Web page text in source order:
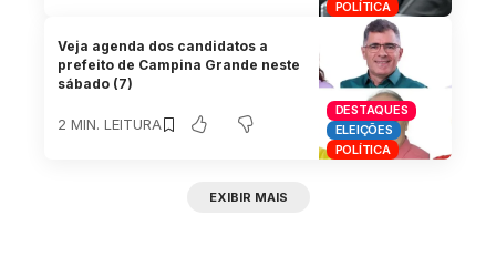
POLÍTICA
DESTAQUES
ELEIÇÕES
POLÍTICA
Veja agenda dos candidatos a
prefeito de Campina Grande neste
sábado (7)
2 MIN. LEITURA
EXIBIR MAIS